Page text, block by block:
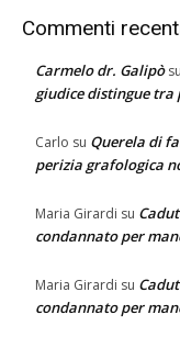
Commenti
Carmelo dr. Galipòsu
giudice distingue tra
Carlo su Querela di
perizia grafologica
Maria Girardi su
condannato per
Maria Girardi su
condannato per